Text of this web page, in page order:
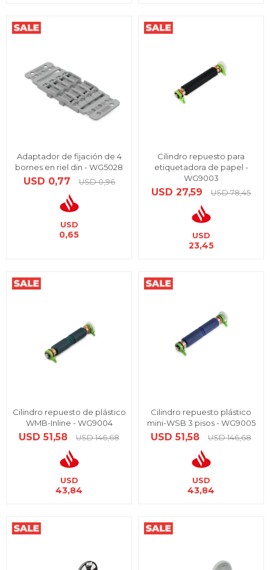
Adaptador de fijación de 4
bornes en riel din - WG5028
USD 0,77 USD 0,96
USD
0,65
Cilindro repuesto para
etiquetadora de papel -
WG9003
USD 27,59 USD 78,45
USD
23,45
Cilindro repuesto de plástico
WMB-Inline - WG9004
USD 51,58 USD 146,68
USD
43,84
Cilindro repuesto plástico
mini-WSB 3 pisos - WG9005
USD 51,58 USD 146,68
USD
43,84